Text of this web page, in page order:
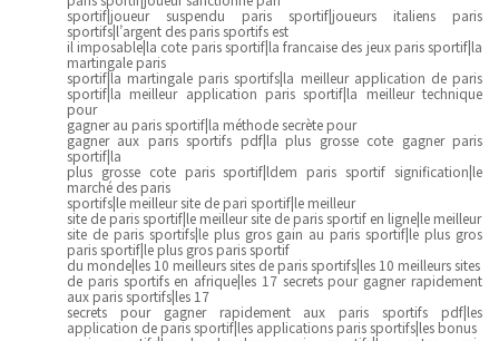
sportif|joueur suspendu paris sportif|joueurs italiens paris
sportifs|l’argent des paris sportifs est
il imposable|la cote paris sportif|la francaise des jeux paris sportif|la
martingale paris
sportif|la martingale paris sportifs|la meilleur application de paris
sportif|la meilleur application paris sportif|la meilleur technique
pour
gagner au paris sportif|la méthode secrète pour
gagner aux paris sportifs pdf|la plus grosse cote gagner paris
sportif|la
plus grosse cote paris sportif|ldem paris sportif signification|le
marché des paris
sportifs|le meilleur site de pari sportif|le meilleur
site de paris sportif|le meilleur site de paris sportif en ligne|le meilleur
site de paris sportifs|le plus gros gain au paris sportif|le plus gros
paris sportif|le plus gros paris sportif
du monde|les 10 meilleurs sites de paris sportifs|les 10 meilleurs sites
de paris sportifs en afrique|les 17 secrets pour gagner rapidement
aux paris sportifs|les 17
secrets pour gagner rapidement aux paris sportifs pdf|les
application de paris sportif|les applications paris sportifs|les bonus